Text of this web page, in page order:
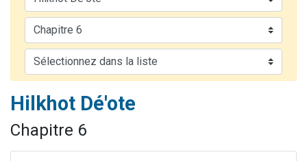
Il reste 49 places pour étudier en groupe sur Zoom
Ariel vient de donner son Maasser
Nathaniel vient de donner son Maasser
Hilkhot Dé'ote
Chapitre 6